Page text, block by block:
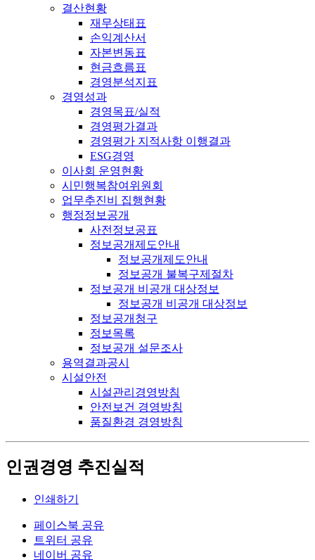
결산현황
재무상태표
손익계산서
자본변동표
현금흐름표
경영분석지표
경영성과
경영목표/실적
경영평가결과
경영평가 지적사항 이행결과
ESG경영
이사회 운영현황
시민행복참여위원회
업무추진비 집행현황
행정정보공개
사전정보공표
정보공개제도안내
정보공개제도안내
정보공개 불복구제절차
정보공개 비공개 대상정보
정보공개 비공개 대상정보
정보공개청구
정보목록
정보공개 설문조사
용역결과공시
시설안전
시설관리경영방침
안전보건 경영방침
품질환경 경영방침
인권경영 추진실적
인쇄하기
페이스북 공유
트위터 공유
네이버 공유